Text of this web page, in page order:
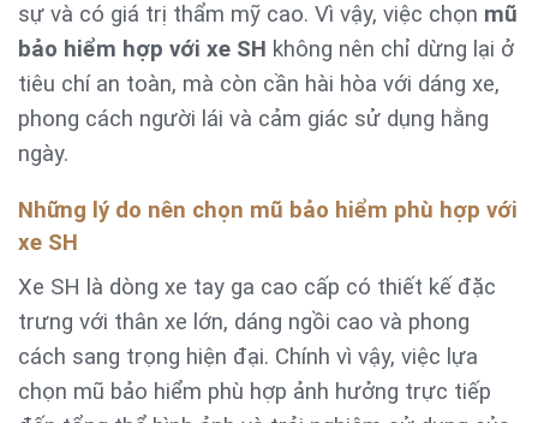
sự và có giá trị thẩm mỹ cao. Vì vậy, việc chọn mũ
bảo hiểm hợp với xe SH không nên chỉ dừng lại ở
tiêu chí an toàn, mà còn cần hài hòa với dáng xe,
phong cách người lái và cảm giác sử dụng hằng
ngày.
Những lý do nên chọn mũ bảo hiểm phù hợp với
xe SH
Xe SH là dòng xe tay ga cao cấp có thiết kế đặc
trưng với thân xe lớn, dáng ngồi cao và phong
cách sang trọng hiện đại. Chính vì vậy, việc lựa
chọn mũ bảo hiểm phù hợp ảnh hưởng trực tiếp